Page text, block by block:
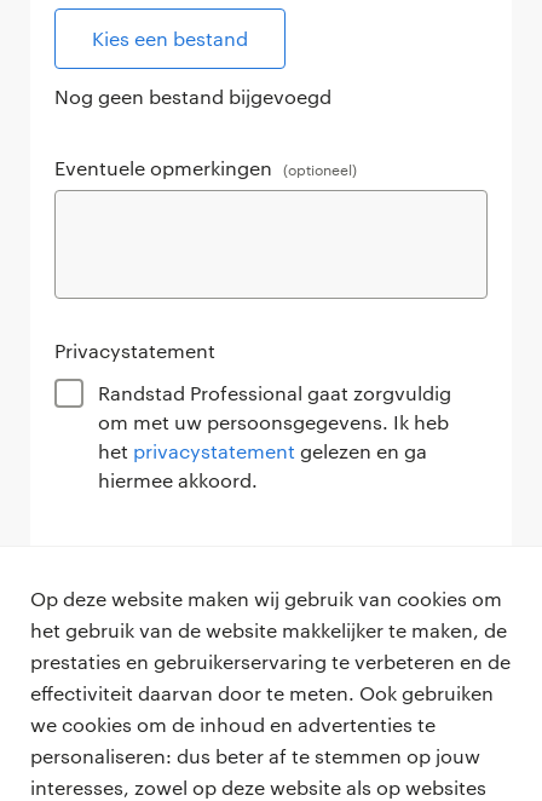
Op deze website maken wij gebruik van cookies om
het gebruik van de website makkelijker te maken, de
prestaties en gebruikerservaring te verbeteren en de
effectiviteit daarvan door te meten. Ook gebruiken
we cookies om de inhoud en advertenties te
personaliseren: dus beter af te stemmen op jouw
interesses, zowel op deze website als op websites
Kies een bestand
Nog geen bestand bijgevoegd
Eventuele opmerkingen (optioneel)
Privacystatement
Randstad Professional gaat zorgvuldig
om met uw persoonsgegevens. Ik heb
het privacystatement gelezen en ga
hiermee akkoord.
verzenden
professionals